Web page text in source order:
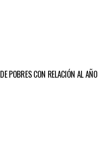
POBRES CON RELACIÓN AL AÑO